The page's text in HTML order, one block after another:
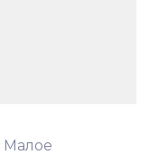
Малое